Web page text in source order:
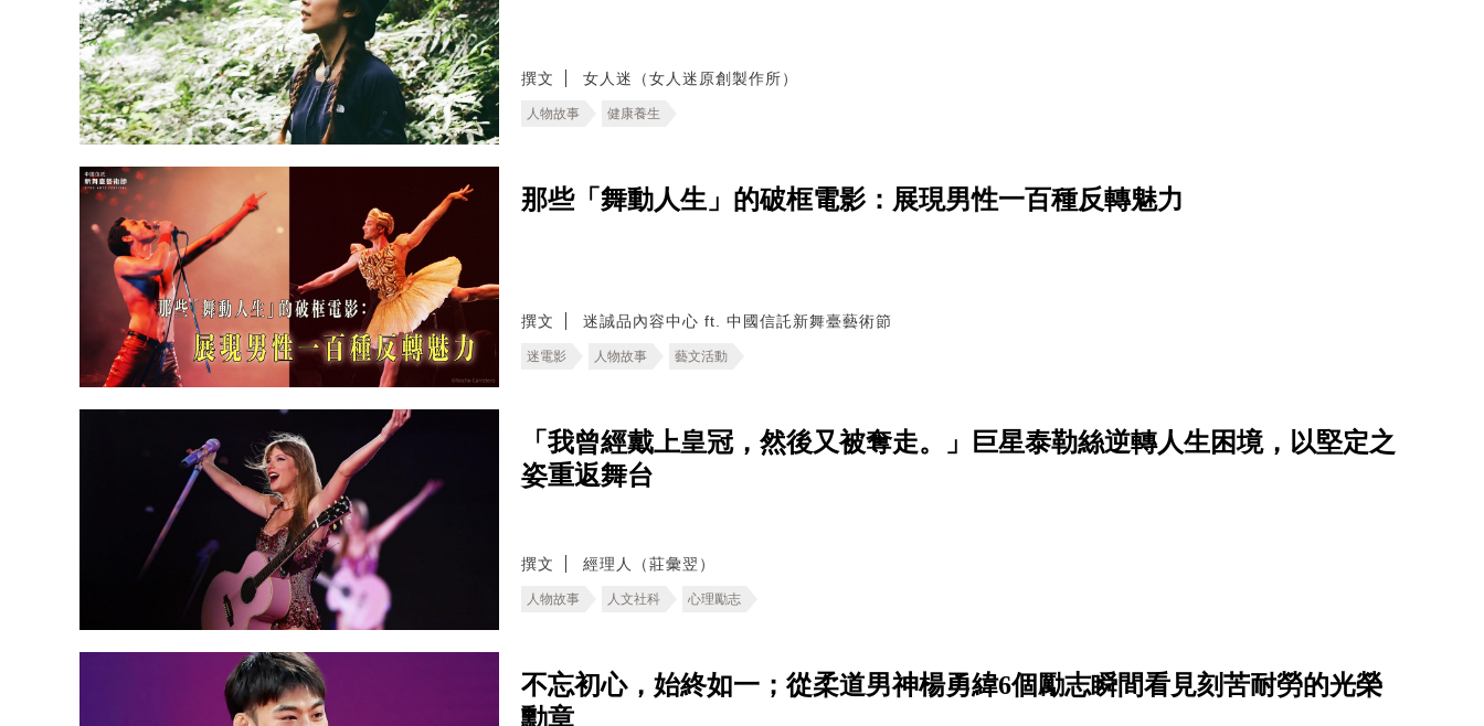
撰文 女人迷（女人迷原創製作所）
人物故事 健康養生
那些「舞動人生」的破框電影：展現男性一百種反轉魅力
撰文 迷誠品內容中心 ft. 中國信託新舞臺藝術節
迷電影 人物故事 藝文活動
「我曾經戴上皇冠，然後又被奪走。」巨星泰勒絲逆轉人生困境，以堅定之
姿重返舞台
撰文 經理人（莊彙翌）
人物故事 人文社科 心理勵志
不忘初心，始終如一；從柔道男神楊勇緯6個勵志瞬間看見刻苦耐勞的光榮
勳章